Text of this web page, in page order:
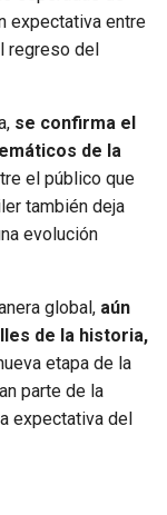
expectativa entre
regreso del
se confirma el
de la
el público que
también deja
evolución
global, aún
de la historia,
etapa de la
parte de la
expectativa del